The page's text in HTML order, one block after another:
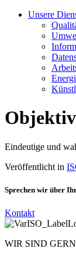
Unsere
Eindeutige und
Veröffentlicht in
Sprechen wir über
Kontakt
WIR SIND